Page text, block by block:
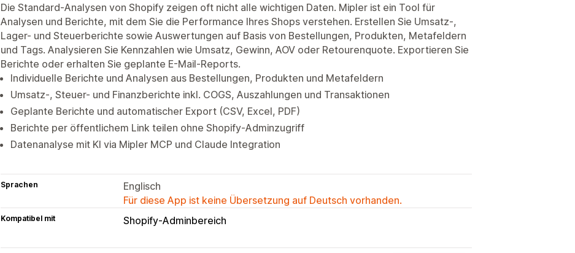
Die Standard-Analysen von Shopify zeigen oft nicht alle wichtigen Daten. Mipler ist ein Tool für
Analysen und Berichte, mit dem Sie die Performance Ihres Shops verstehen. Erstellen Sie Umsatz-,
Lager- und Steuerberichte sowie Auswertungen auf Basis von Bestellungen, Produkten, Metafeldern
und Tags. Analysieren Sie Kennzahlen wie Umsatz, Gewinn, AOV oder Retourenquote. Exportieren Sie
Berichte oder erhalten Sie geplante E-Mail-Reports.
Individuelle Berichte und Analysen aus Bestellungen, Produkten und Metafeldern
Umsatz-, Steuer- und Finanzberichte inkl. COGS, Auszahlungen und Transaktionen
Geplante Berichte und automatischer Export (CSV, Excel, PDF)
Berichte per öffentlichem Link teilen ohne Shopify-Adminzugriff
Datenanalyse mit KI via Mipler MCP und Claude Integration
Sprachen
Englisch
Für diese App ist keine Übersetzung auf Deutsch vorhanden.
Kompatibel mit Shopify-Adminbereich